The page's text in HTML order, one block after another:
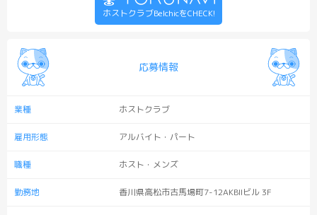
ホストクラブBelchicをCHECK!
応募情報
業種 ホストクラブ
雇用形態 アルバイト・パート
職種 ホスト・メンズ
勤務地 香川県高松市古馬場町7-12AKBIIビル 3F